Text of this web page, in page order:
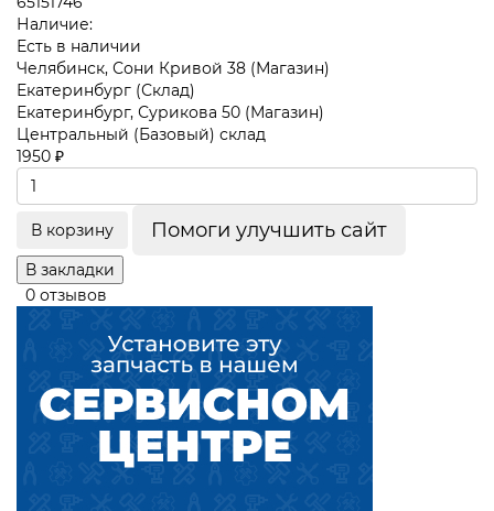
Наличие:
Есть в наличии
Челябинск, Сони Кривой 38 (Магазин)
Екатеринбург (Склад)
Екатеринбург, Сурикова 50 (Магазин)
Центральный (Базовый) склад
1950 ₽
В корзину Помоги улучшить сайт
В закладки
0 отзывов